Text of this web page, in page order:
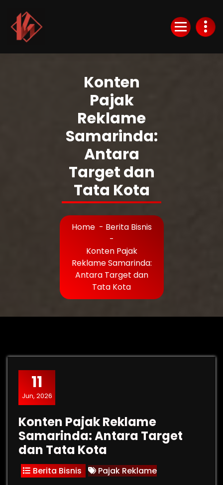
Content
tren pasar yang relevan.
Konten
Pajak
Reklame
Samarinda:
Antara
Target dan
Tata Kota
Home- Berita Bisnis
-
Konten Pajak
Reklame Samarinda:
Antara Target dan
Tata Kota
11
Jun, 2026
Konten Pajak Reklame
Samarinda: Antara Target
dan Tata Kota
Berita Bisnis Pajak Reklame